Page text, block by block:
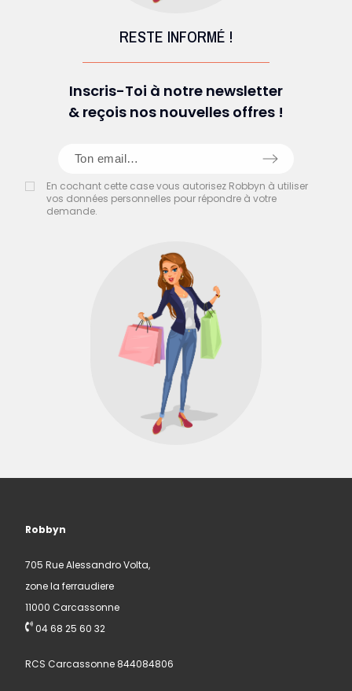
RESTE INFORMÉ !
Inscris-Toi à notre newsletter
& reçois nos nouvelles offres !
En cochant cette case vous autorisez Robbyn à utiliser
vos données personnelles pour répondre à votre
demande.
Robbyn
705 Rue Alessandro Volta,
zone la ferraudiere
11000 Carcassonne
04 68 25 60 32
RCS Carcassonne 844084806